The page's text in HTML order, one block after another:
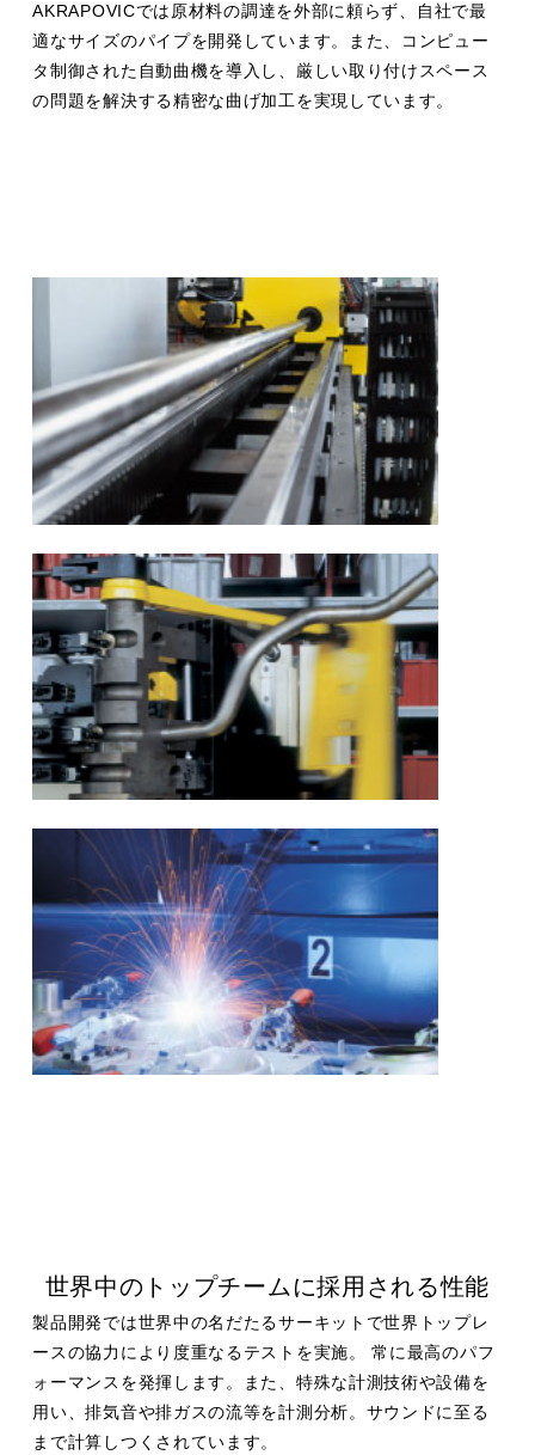
AKRAPOVICでは原材料の調達を外部に頼らず、自社で最
適なサイズのパイプを開発しています。また、コンピュー
タ制御された自動曲機を導入し、厳しい取り付けスペース
の問題を解決する精密な曲げ加工を実現しています。
世界中のトップチームに採用される性能
製品開発では世界中の名だたるサーキットで世界トップレ
ースの協力により度重なるテストを実施。 常に最高のパフ
ォーマンスを発揮します。また、特殊な計測技術や設備を
用い、排気音や排ガスの流等を計測分析。サウンドに至る
まで計算しつくされています。